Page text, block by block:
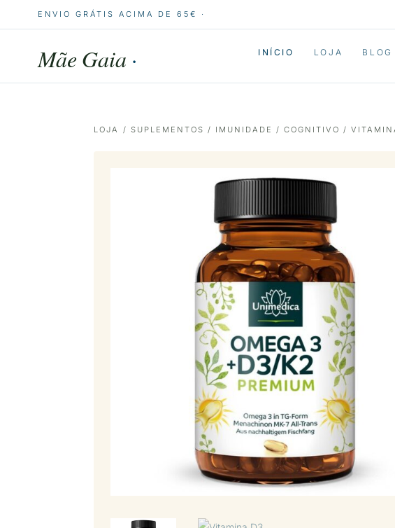
ENVIO GRÁTIS ACIMA DE 65€ ·
Mãe Gaia · INÍCIO LOJA BLOG
LOJA / SUPLEMENTOS / IMUNIDADE /COGNITIVO /